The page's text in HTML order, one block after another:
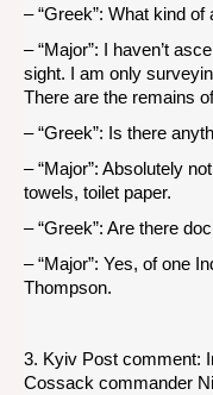
– “Greek”: What kind of
– “Major”: I haven’t
sight. I am only
There are the remains
– “Greek”: Is there
– “Major”: Absolutely
towels, toilet paper.
– “Greek”: Are there
– “Major”: Yes, of one
Thompson.
3. Kyiv Post comment:
Cossack commander